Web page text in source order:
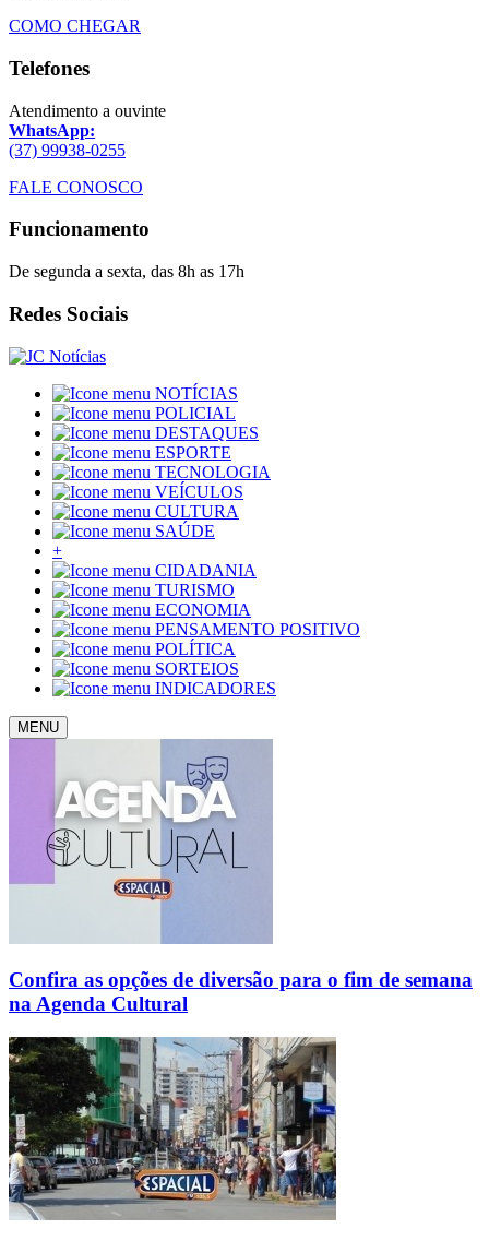
COMO CHEGAR
Telefones
Atendimento a ouvinte
WhatsApp:
(37) 99938-0255
FALE CONOSCO
Funcionamento
De segunda a sexta, das 8h as 17h
Redes Sociais
NOTÍCIAS
POLICIAL
DESTAQUES
ESPORTE
TECNOLOGIA
VEÍCULOS
CULTURA
SAÚDE
+
CIDADANIA
TURISMO
ECONOMIA
PENSAMENTO POSITIVO
POLÍTICA
SORTEIOS
INDICADORES
MENU
Confira as opções de diversão para o fim de semana
na Agenda Cultural